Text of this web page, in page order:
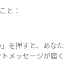
と：
を押すと、あなた
メッセージが届く